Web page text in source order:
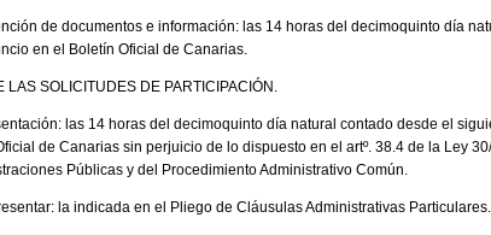
de documentos e información: las 14 horas del decimoquinto día
en el Boletín Oficial de Canarias.
LAS SOLICITUDES DE PARTICIPACIÓN.
las 14 horas del decimoquinto día natural contado desde el
de Canarias sin perjuicio de lo dispuesto en el artº. 38.4 de la Ley
Públicas y del Procedimiento Administrativo Común.
la indicada en el Pliego de Cláusulas Administrativas Particulares.